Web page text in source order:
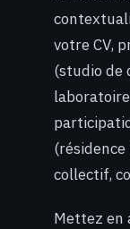
votre CV,
(studio de
collectif,
Mettez en